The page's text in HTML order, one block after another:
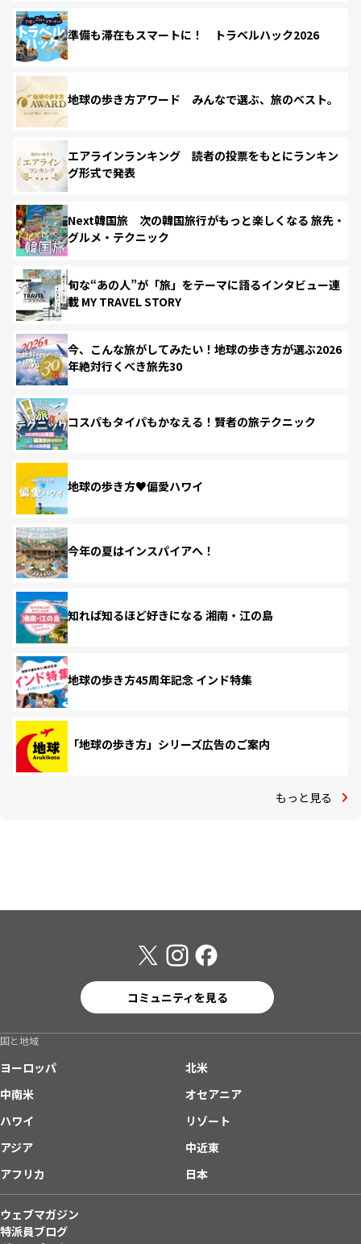
準備も滞在もスマートに！ トラベルハック2026
地球の歩き方アワード みんなで選ぶ、旅のベスト。
エアラインランキング 読者の投票をもとにランキン
グ形式で発表
Next韓国旅 次の韓国旅行がもっと楽しくなる 旅先・
グルメ・テクニック
旬な“あの人”が「旅」をテーマに語るインタビュー連
載 MY TRAVEL STORY
今、こんな旅がしてみたい！地球の歩き方が選ぶ2026
年絶対行くべき旅先30
コスパもタイパもかなえる！賢者の旅テクニック
地球の歩き方♥偏愛ハワイ
今年の夏はインスパイアへ！
知れば知るほど好きになる 湘南・江の島
地球の歩き方45周年記念 インド特集
「地球の歩き方」シリーズ広告のご案内
もっと見る
コミュニティを見る
国と地域
ヨーロッパ
北米
中南米
オセアニア
ハワイ
リゾート
アジア
中近東
アフリカ
日本
ウェブマガジン
特派員ブログ